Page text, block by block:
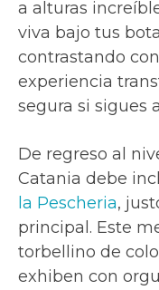
a alturas
viva bajo tus
contrastando
experiencia
segura si sigues
De regreso al
Catania debe
la Pescheria,
principal. Este
torbellino de
exhiben con